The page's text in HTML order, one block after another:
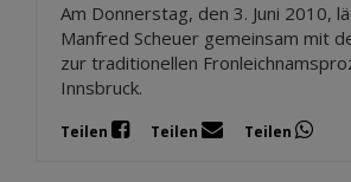
Am Donnerstag, den 3. Juni 2010,
Manfred Scheuer gemeinsam mit
zur traditionellen
Innsbruck.
Teilen Teilen Teilen